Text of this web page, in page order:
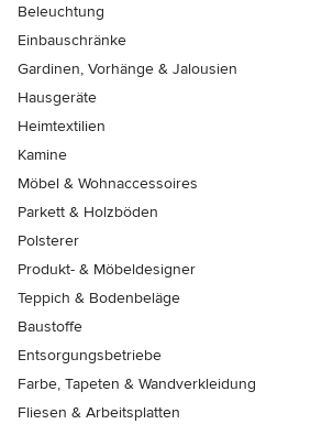
Beleuchtung
Einbauschränke
Gardinen, Vorhänge & Jalousien
Hausgeräte
Heimtextilien
Kamine
Möbel & Wohnaccessoires
Parkett & Holzböden
Polsterer
Produkt- & Möbeldesigner
Teppich & Bodenbeläge
Baustoffe
Entsorgungsbetriebe
Farbe, Tapeten & Wandverkleidung
Fliesen & Arbeitsplatten